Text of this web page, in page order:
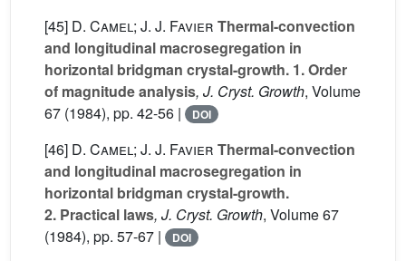
[45] D. Camel; J. J. Favier Thermal-convection
and longitudinal macrosegregation in
horizontal bridgman crystal-growth. 1. Order
of magnitude analysis, J. Cryst. Growth, Volume
67 (1984), pp. 42-56 | DOI
[46] D. Camel; J. J. Favier Thermal-convection
and longitudinal macrosegregation in
horizontal bridgman crystal-growth.
2. Practical laws, J. Cryst. Growth, Volume 67
(1984), pp. 57-67 |
DOI